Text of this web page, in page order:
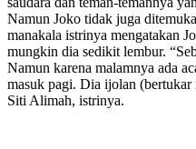
Namun Joko tidak juga
manakala istrinya mengatakan
mungkin dia sedikit lembur.
Namun karena malamnya ada
masuk pagi. Dia ijolan (bertukar
Siti Alimah, istrinya.